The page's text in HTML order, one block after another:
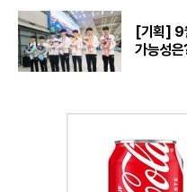
[기획] 9
가능성은